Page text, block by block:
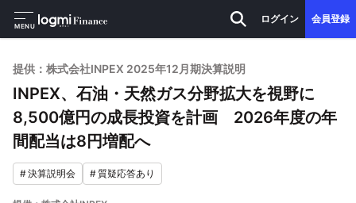
MENU
ログイン 会員登録
提供：株式会社INPEX 2025年12月期決算説明
INPEX、石油・天然ガス分野拡大を視野に
8,500億円の成長投資を計画 2026年度の年
間配当は8円増配へ
#決算説明会 #質疑応答あり